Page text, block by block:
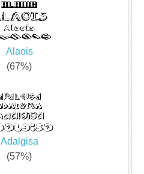
Alaois
(67%)
Adalgisa
(57%)